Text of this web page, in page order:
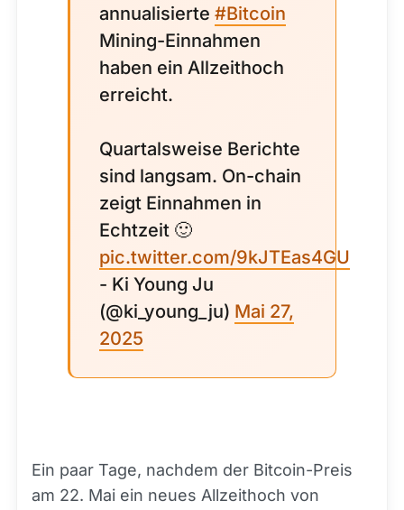
annualisierte #Bitcoin
Mining-Einnahmen
haben ein Allzeithoch
erreicht.
Quartalsweise Berichte
sind langsam. On-chain
zeigt Einnahmen in
Echtzeit 🙂
pic.twitter.com/9kJTEas4GU
- Ki Young Ju
(@ki_young_ju) Mai 27,
2025
Ein paar Tage, nachdem der Bitcoin-Preis
am 22. Mai ein neues Allzeithoch von